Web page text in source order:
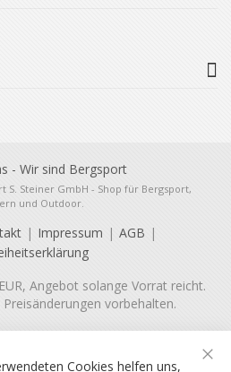
S. Steiner GmbH - Shop für Bergsport,
und Outdoor.
Impressum
AGB
Angebot solange Vorrat reicht.
vorbehalten.
Cookies helfen uns,